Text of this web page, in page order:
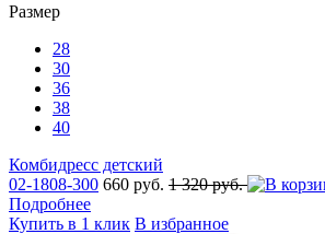
Размер
28
30
36
38
40
Комбидресс детский
02-1808-300 660 руб. 1 320 руб.
Подробнее
Купить в 1 клик В избранное